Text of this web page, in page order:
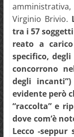
Virginio Brivio.
tra i 57
reato a
specifico,
concorrono
degli
evidente però
“raccolta” e
dove com’è
Lecco -